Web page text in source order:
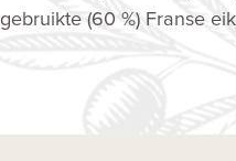
gebruikte (60 %) Franse